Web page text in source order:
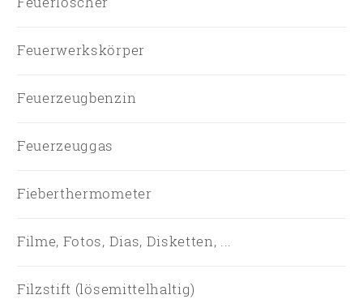
Feuerwerkskörper
Feuerzeugbenzin
Feuerzeuggas
Fieberthermometer
Filme, Fotos, Dias, Disketten, ...
Filzstift (lösemittelhaltig)